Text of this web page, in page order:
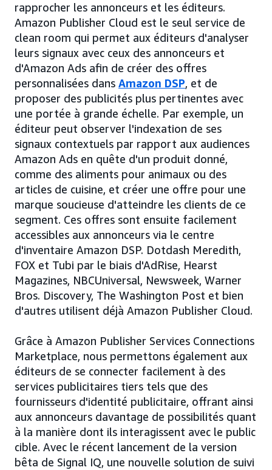
rapprocher les annonceurs et les éditeurs.
Amazon Publisher Cloud est le seul service de
clean room qui permet aux éditeurs d'analyser
leurs signaux avec ceux des annonceurs et
d'Amazon Ads afin de créer des offres
personnalisées dans Amazon DSP, et de
proposer des publicités plus pertinentes avec
une portée à grande échelle. Par exemple, un
éditeur peut observer l'indexation de ses
signaux contextuels par rapport aux audiences
Amazon Ads en quête d'un produit donné,
comme des aliments pour animaux ou des
articles de cuisine, et créer une offre pour une
marque soucieuse d'atteindre les clients de ce
segment. Ces offres sont ensuite facilement
accessibles aux annonceurs via le centre
d'inventaire Amazon DSP. Dotdash Meredith,
FOX et Tubi par le biais d'AdRise, Hearst
Magazines, NBCUniversal, Newsweek, Warner
Bros. Discovery, The Washington Post et bien
d'autres utilisent déjà Amazon Publisher Cloud.
Grâce à Amazon Publisher Services Connections
Marketplace, nous permettons également aux
éditeurs de se connecter facilement à des
services publicitaires tiers tels que des
fournisseurs d'identité publicitaire, offrant ainsi
aux annonceurs davantage de possibilités quant
à la manière dont ils interagissent avec le public
cible. Avec le récent lancement de la version
bêta de Signal IQ, une nouvelle solution de suivi